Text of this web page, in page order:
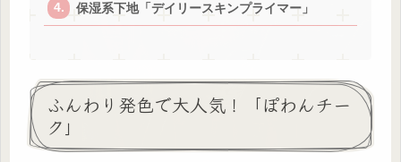
保湿系下地「デイリースキンプライマー」
ふんわり発色で大人気！「ぽわんチー
ク」